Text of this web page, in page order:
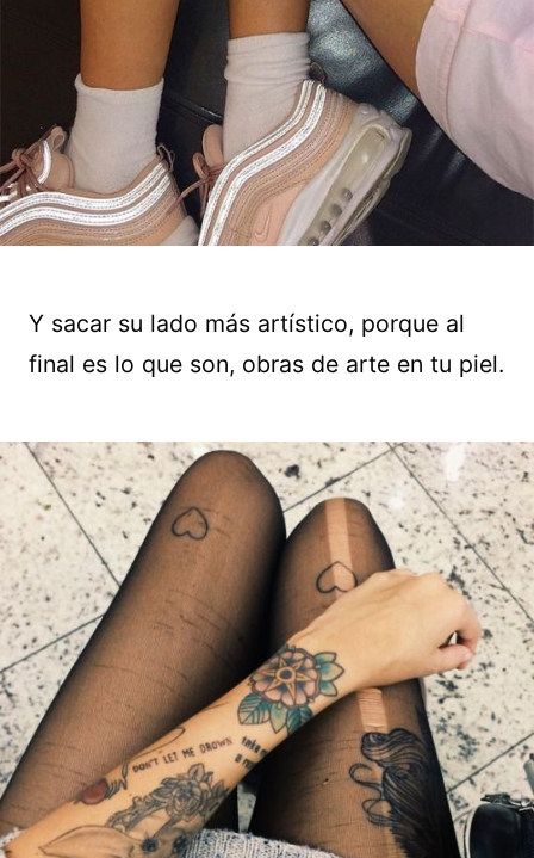
Y sacar su lado más artístico, porque al
final es lo que son, obras de arte en tu piel.